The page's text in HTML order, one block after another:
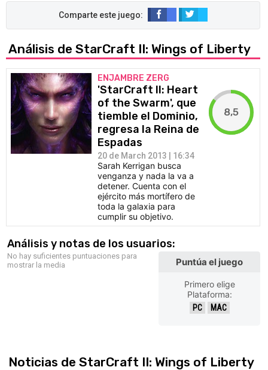
Análisis de StarCraft II: Wings of Liberty
ENJAMBRE ZERG
'StarCraft II: Heart
of the Swarm', que
tiemble el Dominio,
regresa la Reina de
Espadas
20 de March 2013 | 16:34
Sarah Kerrigan busca
venganza y nada la va a
detener. Cuenta con el
ejército más mortífero de
toda la galaxia para
cumplir su objetivo.
8,5
Análisis y notas de los usuarios:
No hay suficientes puntuaciones para
mostrar la media
Puntúa el juego
Primero elige
Plataforma:
PC MAC
Noticias de StarCraft II: Wings of Liberty